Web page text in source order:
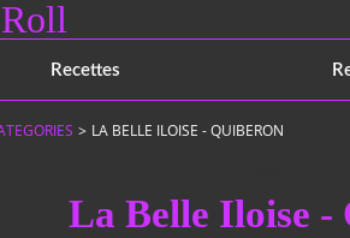
Recettes
> LA BELLE ILOISE - QUIBERON
La Belle Iloise -